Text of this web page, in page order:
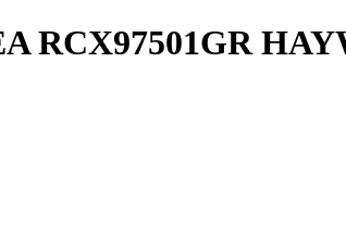
RCX97501GR